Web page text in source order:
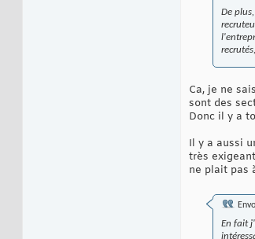
De
Ca, je ne
sont des
Donc il y a
Il y a aussi
très
ne plait pas
En fait